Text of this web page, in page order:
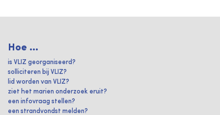
Hoe ...
is VLIZ georganiseerd?
solliciteren bij VLIZ?
lid worden van VLIZ?
ziet het marien onderzoek eruit?
een infovraag stellen?
een strandvondst melden?